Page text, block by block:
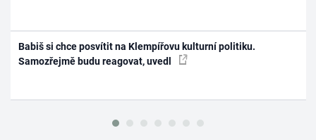
Babiš si chce posvítit na Klempířovu kulturní politiku.
Samozřejmě budu reagovat, uvedl